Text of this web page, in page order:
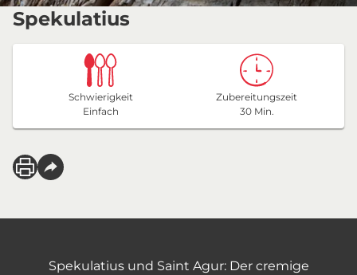
Spekulatius
Schwierigkeit
Einfach
Zubereitungszeit
30 Min.
Spekulatius und Saint Agur: Der cremige